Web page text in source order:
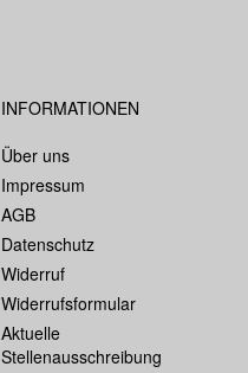
INFORMATIONEN
Über uns
Impressum
AGB
Datenschutz
Widerruf
Widerrufsformular
Aktuelle
Stellenausschreibung